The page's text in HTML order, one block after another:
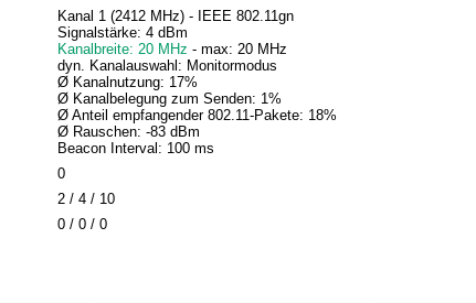
Kanal 1 (2412 MHz) - IEEE 802.11gn
Signalstärke: 4 dBm
Kanalbreite: 20 MHz- max: 20 MHz
dyn. Kanalauswahl: Monitormodus
Ø Kanalnutzung: 17%
Ø Kanalbelegung zum Senden: 1%
Ø Anteil empfangender 802.11-Pakete: 18%
Ø Rauschen: -83 dBm
Beacon Interval: 100 ms
0
2 / 4 / 10
0 / 0 / 0